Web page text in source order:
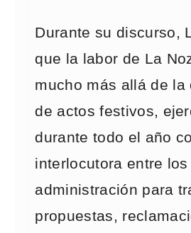
Durante su discurso,
que la labor de La
mucho más allá de la
de actos festivos,
durante todo el año
interlocutora entre
administración para
propuestas,